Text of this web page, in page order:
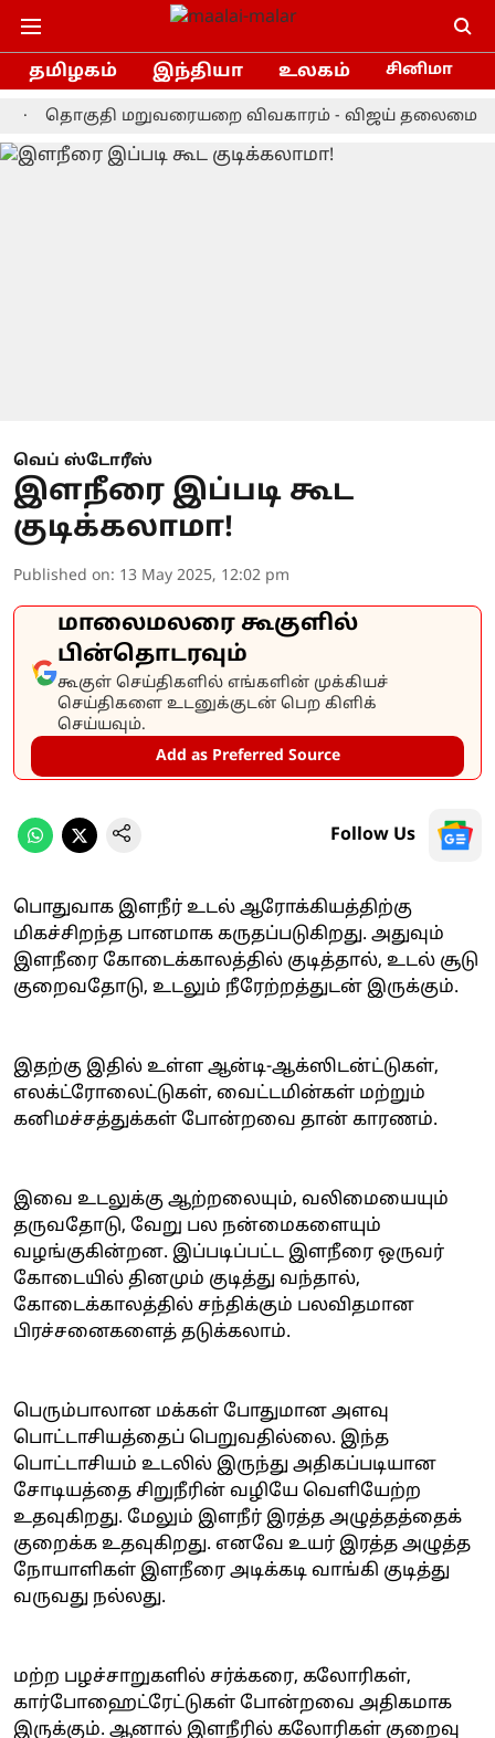
தமிழகம் இந்தியா உலகம் சினிமா
மறுவரையறை விவகாரம் - விஜய் தலைமையிலான
வெப் ஸ்டோரீஸ்
இளநீரை இப்படி கூட
குடிக்கலாமா!
Published on: 13 May 2025, 12:02 pm
மாலைமலரை கூகுளில்
பின்தொடரவும்
கூகுள் செய்திகளில் எங்களின் முக்கியச்
செய்திகளை உடனுக்குடன் பெற கிளிக்
செய்யவும்.
Add as Preferred Source
Follow Us
பொதுவாக இளநீர் உடல் ஆரோக்கியத்திற்கு
மிகச்சிறந்த பானமாக கருதப்படுகிறது. அதுவும்
இளநீரை கோடைக்காலத்தில் குடித்தால், உடல் சூடு
குறைவதோடு, உடலும் நீரேற்றத்துடன் இருக்கும்.
இதற்கு இதில் உள்ள ஆன்டி-ஆக்ஸிடன்ட்டுகள்,
எலக்ட்ரோலைட்டுகள், வைட்டமின்கள் மற்றும்
கனிமச்சத்துக்கள் போன்றவை தான் காரணம்.
இவை உடலுக்கு ஆற்றலையும், வலிமையையும்
தருவதோடு, வேறு பல நன்மைகளையும்
வழங்குகின்றன. இப்படிப்பட்ட இளநீரை ஒருவர்
கோடையில் தினமும் குடித்து வந்தால்,
கோடைக்காலத்தில் சந்திக்கும் பலவிதமான
பிரச்சனைகளைத் தடுக்கலாம்.
பெரும்பாலான மக்கள் போதுமான அளவு
பொட்டாசியத்தைப் பெறுவதில்லை. இந்த
பொட்டாசியம் உடலில் இருந்து அதிகப்படியான
சோடியத்தை சிறுநீரின் வழியே வெளியேற்ற
உதவுகிறது. மேலும் இளநீர் இரத்த அழுத்தத்தைக்
குறைக்க உதவுகிறது. எனவே உயர் இரத்த அழுத்த
நோயாளிகள் இளநீரை அடிக்கடி வாங்கி குடித்து
வருவது நல்லது.
மற்ற பழச்சாறுகளில் சர்க்கரை, கலோரிகள்,
கார்போஹைட்ரேட்டுகள் போன்றவை அதிகமாக
இருக்கும். ஆனால் இளநீரில் கலோரிகள் குறைவு